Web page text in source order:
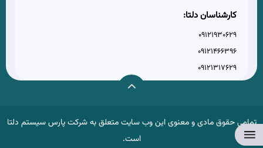
کارشناسان دلتا:
09121930629
09121466396
09121317629
تمامی حقوق مادی و معنوی این وب سایت متعلق به شرکت پارس سیستم دلتا
است.